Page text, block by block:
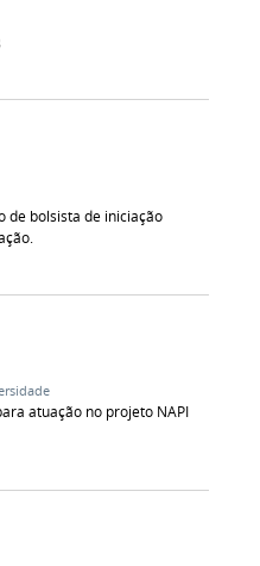
de bolsista de iniciação
atuação no projeto NAPI